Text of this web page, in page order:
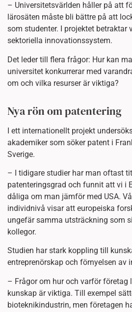
– Universitetsvärlden håller på att
lärosäten måste bli bättre på att
som studenter. I projektet betraktar
sektoriella innovationssystem.
Det leder till flera frågor: Hur kan
universitet konkurrerar med
om och vilka resurser är viktiga?
Nya rön om patentering
I ett internationellt projekt
akademiker som söker patent i
Sverige.
– I tidigare studier har man oftast
patenteringsgrad och funnit att vi i
dåliga om man jämför med USA.
individnivå visar att europeiska
ungefär samma utsträckning som
kollegor.
Studien har stark koppling till
entreprenörskap och förnyelsen av
– Frågor om hur och varför företag
kunskap är viktiga. Till exempel
bioteknikindustrin, men företagen